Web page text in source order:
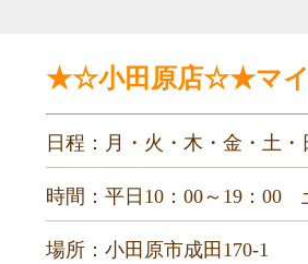
★☆小田原店☆★マイ
日程：月・火・木・金・土
時間：平日10：00～19：00
場所：小田原市成田170-1